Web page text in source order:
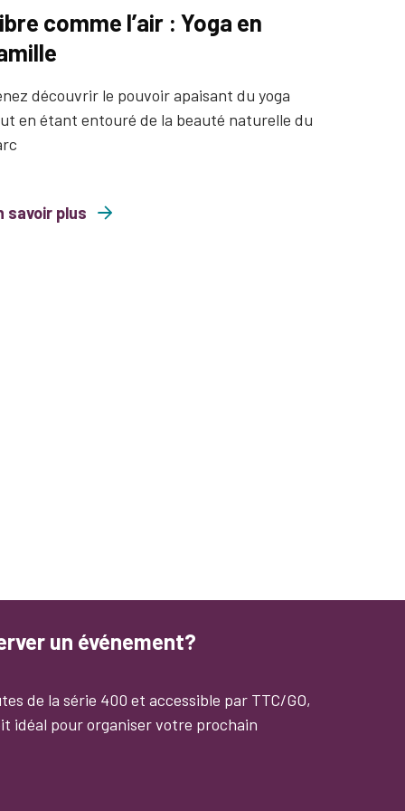
comme l’air : Yoga en
découvrir le pouvoir apaisant du yoga
en étant entouré de la beauté naturelle du
savoir plus
l’air : Yoga en famille
un événement?
de la série 400 et accessible par TTC/GO,
idéal pour organiser votre prochain